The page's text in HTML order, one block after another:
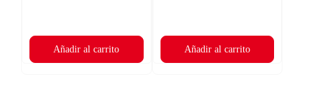
Añadir al carrito Añadir al carrito